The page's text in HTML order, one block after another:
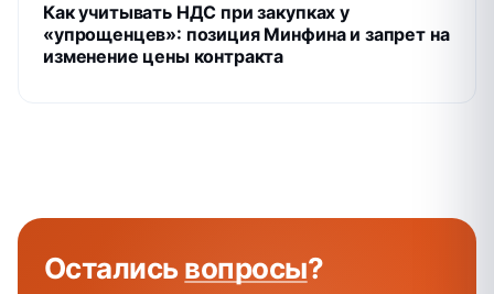
Как учитывать НДС при закупках у
«упрощенцев»: позиция Минфина и запрет на
изменение цены контракта
Осталисьвопросы?